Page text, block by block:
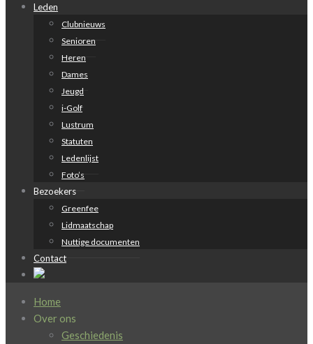
Leden
Clubnieuws
Senioren
Heren
Dames
Jeugd
i-Golf
Lustrum
Statuten
Ledenlijst
Foto’s
Bezoekers
Greenfee
Lidmaatschap
Nuttige documenten
Contact
Home
Over ons
Geschiedenis